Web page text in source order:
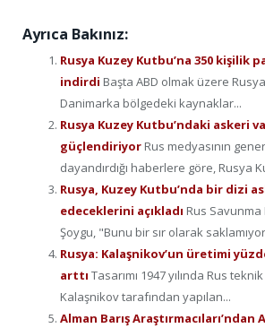
Ayrıca Bakınız:
Rusya Kuzey Kutbu’na 350 kişilik
indirdi Başta ABD olmak üzere
Danimarka bölgedeki kaynaklar...
Rusya Kuzey Kutbu’ndaki askeri
güçlendiriyor Rus medyasının
dayandırdığı haberlere göre, Rusya
Rusya, Kuzey Kutbu’nda bir dizi
edeceklerini açıkladı Rus Savunma
Şoygu, "Bunu bir sır olarak
Rusya: Kalaşnikov’un üretimi
arttı Tasarımı 1947 yılında Rus
Kalaşnikov tarafından yapılan...
Alman Barış Araştırmacıları’ndan